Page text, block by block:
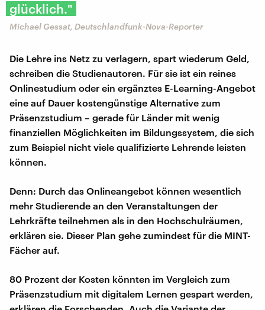
glücklich."
Michael Gessat, Deutschlandfunk-Nova-Reporter
Die Lehre ins Netz zu verlagern, spart wiederum Geld,
schreiben die Studienautoren. Für sie ist ein reines
Onlinestudium oder ein ergänztes E-Learning-Angebot
eine auf Dauer kostengünstige Alternative zum
Präsenzstudium – gerade für Länder mit wenig
finanziellen Möglichkeiten im Bildungssystem, die sich
zum Beispiel nicht viele qualifizierte Lehrende leisten
können.
Denn: Durch das Onlineangebot können wesentlich
mehr Studierende an den Veranstaltungen der
Lehrkräfte teilnehmen als in den Hochschulräumen,
erklären sie. Dieser Plan gehe zumindest für die MINT-
Fächer auf.
80 Prozent der Kosten könnten im Vergleich zum
Präsenzstudium mit digitalem Lernen gespart werden,